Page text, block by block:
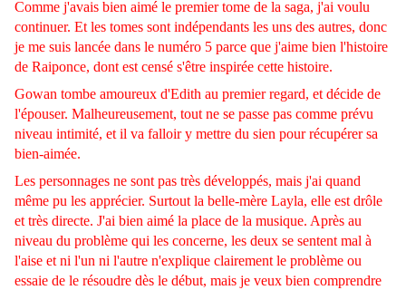
Comme j'avais bien aimé le premier tome de la saga, j'ai voulu
continuer. Et les tomes sont indépendants les uns des autres, donc
je me suis lancée dans le numéro 5 parce que j'aime bien l'histoire
de Raiponce, dont est censé s'être inspirée cette histoire.
Gowan tombe amoureux d'Edith au premier regard, et décide de
l'épouser. Malheureusement, tout ne se passe pas comme prévu
niveau intimité, et il va falloir y mettre du sien pour récupérer sa
bien-aimée.
Les personnages ne sont pas très développés, mais j'ai quand
même pu les apprécier. Surtout la belle-mère Layla, elle est drôle
et très directe. J'ai bien aimé la place de la musique. Après au
niveau du problème qui les concerne, les deux se sentent mal à
l'aise et ni l'un ni l'autre n'explique clairement le problème ou
essaie de le résoudre dès le début, mais je veux bien comprendre